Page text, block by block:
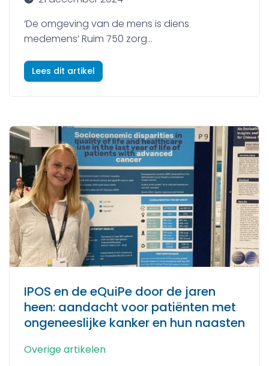
‘De omgeving van de mens is diens
medemens’ Ruim 750 zorg...
Lees dit artikel
IPOS en de eQuiPe door de jaren
heen: aandacht voor patiënten met
ongeneeslijke kanker en hun naasten
Overige artikelen